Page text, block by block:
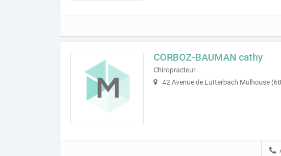
CORBOZ-BAUMAN cathy
Chiropracteur
42 Avenue de Lutterbach Mulhouse